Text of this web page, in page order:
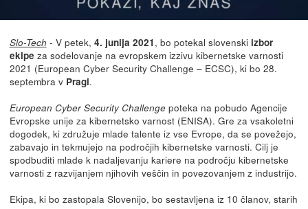
Slo-Tech - V petek, 4. junija 2021 , bo potekal slovenski izbor
ekipe za sodelovanje na evropskem izzivu kibernetske varnosti
2021 (European Cyber Security Challenge – ECSC), ki bo 28.
septembra v Pragi.
European Cyber Security Challengepoteka na pobudo Agencije
Evropske unije za kibernetsko varnost (ENISA). Gre za vsakoletni
dogodek, ki združuje mlade talente iz vse Evrope, da se povežejo,
zabavajo in tekmujejo na področjih kibernetske varnosti. Cilj je
spodbuditi mlade k nadaljevanju kariere na področju kibernetske
varnosti z razvijanjem njihovih veščin in povezovanjem z industrijo.
Ekipa, ki bo zastopala Slovenijo, bo sestavljena iz 10 članov, starih